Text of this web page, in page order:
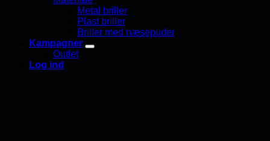
Metal briller
Plast briller
Briller med næsepuder
Kampagner
Outlet
Log ind